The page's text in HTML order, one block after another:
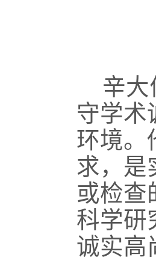
辛大
守学术
环境。
求，是
或检查
科学研
诚实高